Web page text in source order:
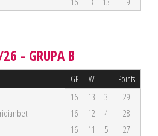
- GRUPA B
GP W L Points
16 13 3
29
16 12 4
28
16 11 5
27